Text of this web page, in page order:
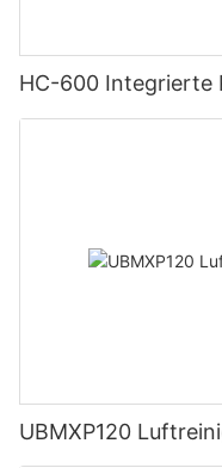
HC-600 Integrierte
UBMXP120